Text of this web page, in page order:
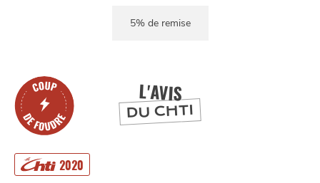
L'AVIS
DU CHTI
2020
5% de remise